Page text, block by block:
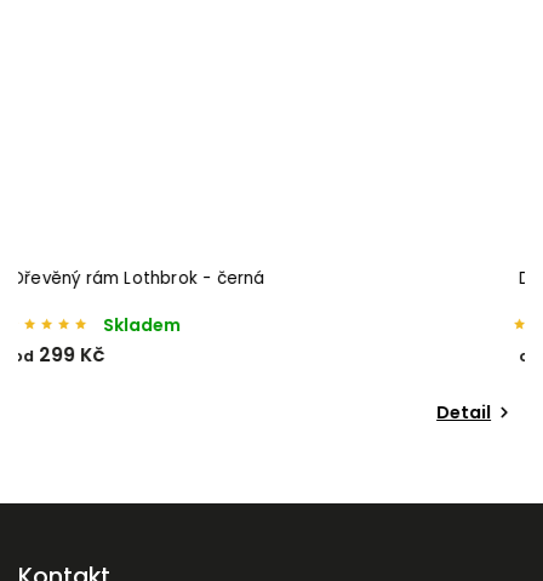
Dřevěný rám Lothbrok - bílá
Skladem
od299 Kč
Detail